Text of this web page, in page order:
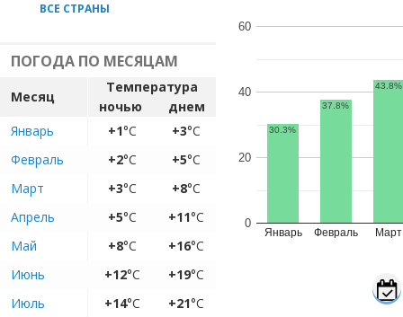
ВСЕ СТРАНЫ
ПОГОДА ПО МЕСЯЦАМ
Месяц
Температура
ночью
днем
Январь
+1°C +3°C
Февраль
+2°C +5°C
Март
+3°C +8°C
Апрель
+5°C +11°C
Май
+8°C +16°C
Июнь
+12°C +19°C
Июль
+14°C +21°C
Январь Февраль Март
0
20
40
60
30.3%
37.8%
43.8%